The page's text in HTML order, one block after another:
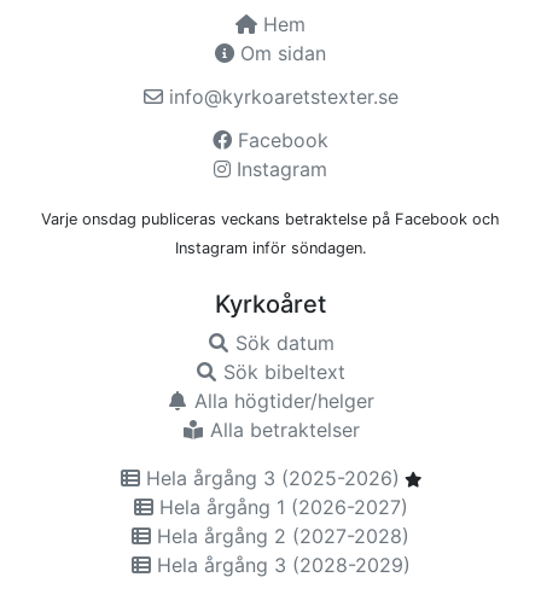
Hem
Om sidan
info@kyrkoaretstexter.se
Facebook
Instagram
Varje onsdag publiceras veckans betraktelse på Facebook och
Instagram inför söndagen.
Kyrkoåret
Sök datum
Sök bibeltext
Alla högtider/helger
Alla betraktelser
Hela årgång 3 (2025-2026)
Hela årgång 1 (2026-2027)
Hela årgång 2 (2027-2028)
Hela årgång 3 (2028-2029)